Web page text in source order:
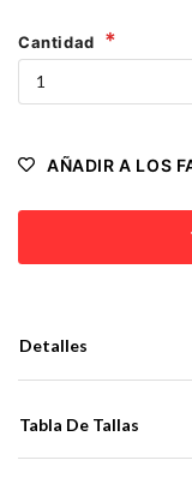
Cantidad
AÑADIR A LOS
Detalles
Tabla De Tallas